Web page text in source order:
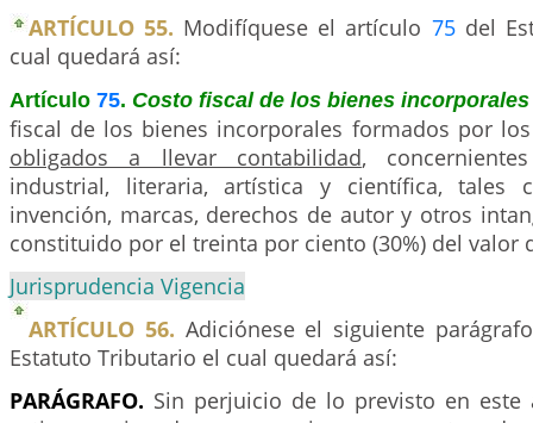
ARTÍCULO 55. Modifíquese el artículo 75del
cual quedará así:
Artículo 75. Costo fiscal de los bienes
fiscal de los bienes incorporales formados por
obligados a llevar contabilidad,
industrial, literaria, artística y científica, tales
invención, marcas, derechos de autor y otros
constituido por el treinta por ciento (30%) del valor
Jurisprudencia Vigencia
ARTÍCULO 56. Adiciónese el siguiente
Estatuto Tributario el cual quedará así:
PARÁGRAFO. Sin perjuicio de lo previsto en este